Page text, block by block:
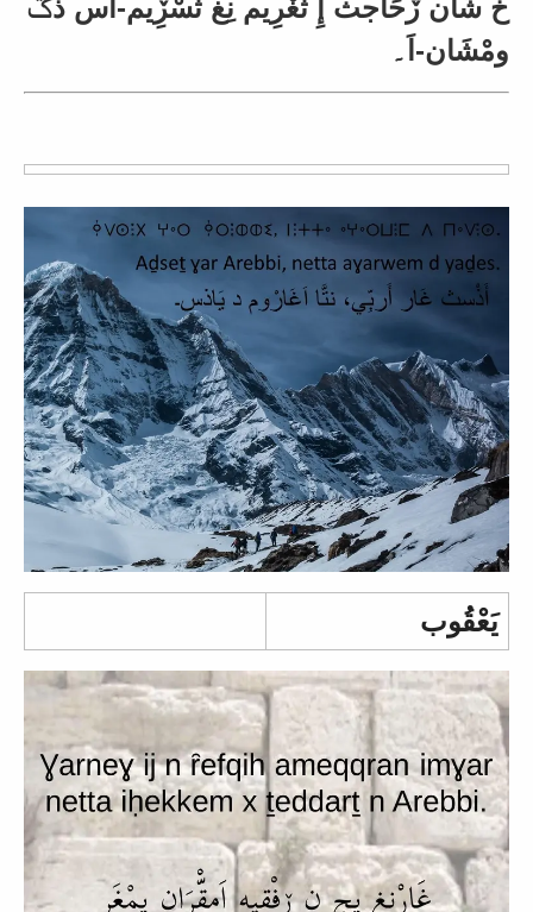
خ شَان ڒْحَاجث إِ ثغْرِيم نِغ ثسْڒِيم-اَس ذݣ
ومْشَان-اَ۔
يَعْقُوب